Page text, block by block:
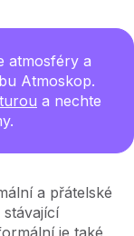
atmosféry a
Atmoskop.
a nechte
a přátelské